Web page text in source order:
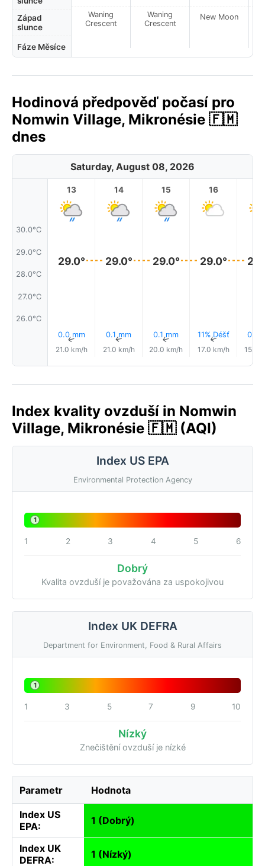
Západ
slunce
Fáze Měsíce
Waning
Crescent
Waning
Crescent
New Moon
Hodinová předpověď počasí pro
Nomwin Village, Mikronésie 🇫🇲
dnes
Saturday, August 08, 2026
30.0°C
29.0°C
28.0°C
27.0°C
26.0°C
13
29.0°
0.0 mm
↑
21.0 km/h
14
29.0°
0.1 mm
↑
21.0 km/h
15
29.0°
0.1 mm
↑
20.0 km/h
16
29.0°
11% Déšť
↑
17.0 km/h
0.0
15.0
Index kvality ovzduší in Nomwin
Village, Mikronésie 🇫🇲 (AQI)
Index US EPA
Environmental Protection Agency
1
1 2 3 4 5 6
Dobrý
Kvalita ovzduší je považována za uspokojivou
Index UK DEFRA
Department for Environment, Food & Rural Affairs
1
1 3 5 7 9 10
Nízký
Znečištění ovzduší je nízké
Parametr Hodnota
Index US
EPA:
1 (Dobrý)
Index UK
DEFRA:
1 (Nízký)